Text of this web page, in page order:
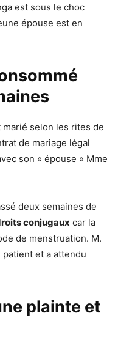
est sous le choc
épouse est en
marié selon les rites de
de mariage légal
son « épouse » Mme
deux semaines de
conjugaux car la
de menstruation. M.
patient et a attendu
plainte et